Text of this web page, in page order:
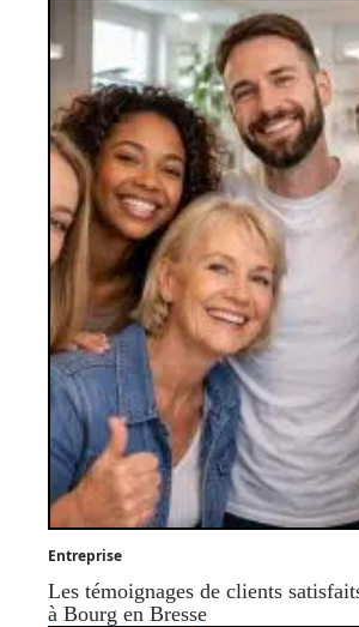
Entreprise
Les témoignages de clients
à Bourg en Bresse